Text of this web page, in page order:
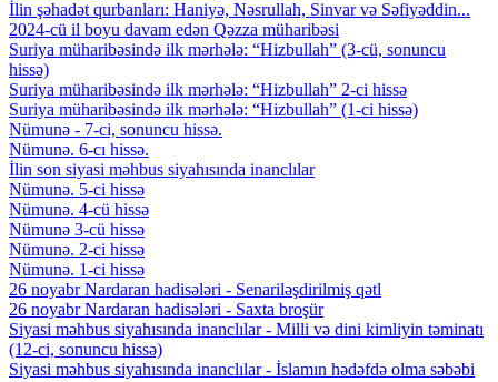
İlin şəhadət qurbanları: Haniyə, Nəsrullah, Sinvar və Səfiyəddin...
2024-cü il boyu davam edən Qəzza müharibəsi
Suriya müharibəsində ilk mərhələ: “Hizbullah” (3-cü, sonuncu
hissə)
Suriya müharibəsində ilk mərhələ: “Hizbullah” 2-ci hissə
Suriya müharibəsində ilk mərhələ: “Hizbullah” (1-ci hissə)
Nümunə - 7-ci, sonuncu hissə.
Nümunə. 6-cı hissə.
İlin son siyasi məhbus siyahısında inanclılar
Nümunə. 5-ci hissə
Nümunə. 4-cü hissə
Nümunə 3-cü hissə
Nümunə. 2-ci hissə
Nümunə. 1-ci hissə
26 noyabr Nardaran hadisələri - Senariləşdirilmiş qətl
26 noyabr Nardaran hadisələri - Saxta broşür
Siyasi məhbus siyahısında inanclılar - Milli və dini kimliyin təminatı
(12-ci, sonuncu hissə)
Siyasi məhbus siyahısında inanclılar - İslamın hədəfdə olma səbəbi